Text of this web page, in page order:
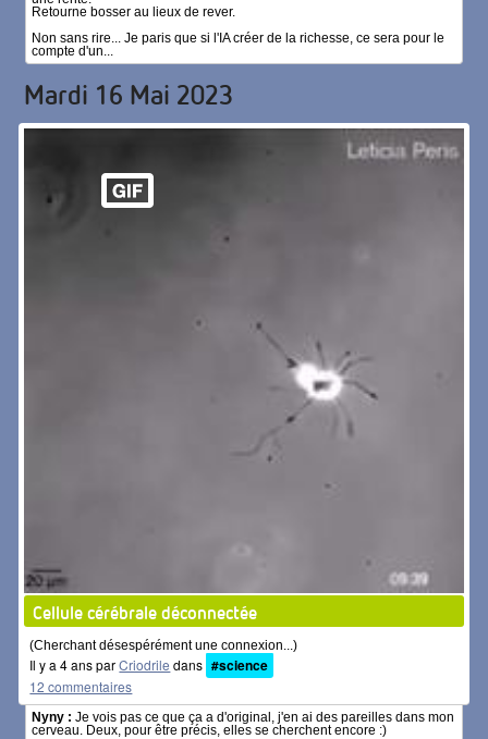
Retourne bosser au lieux de rever.
Non sans rire... Je paris que si l'IA créer de la richesse, ce sera pour le
compte d'un...
Mardi 16 Mai 2023
Cellule cérébrale déconnectée
(Cherchant désespérément une connexion...)
Il y a 4 ans parCriodrile dans #science
12 commentaires
Nyny : Je vois pas ce que ça a d'original, j'en ai des pareilles dans mon
cerveau. Deux, pour être précis, elles se cherchent encore :)